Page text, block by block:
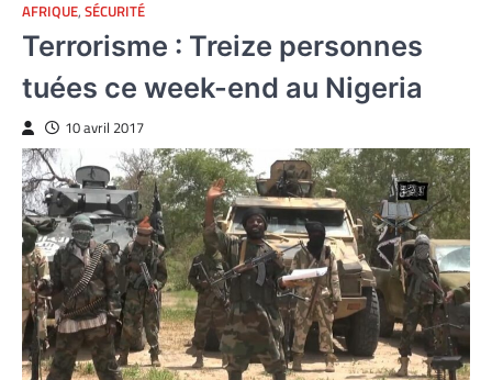
AFRIQUE, SÉCURITÉ
Terrorisme : Treize personnes
tuées ce week-end au Nigeria
10 avril 2017